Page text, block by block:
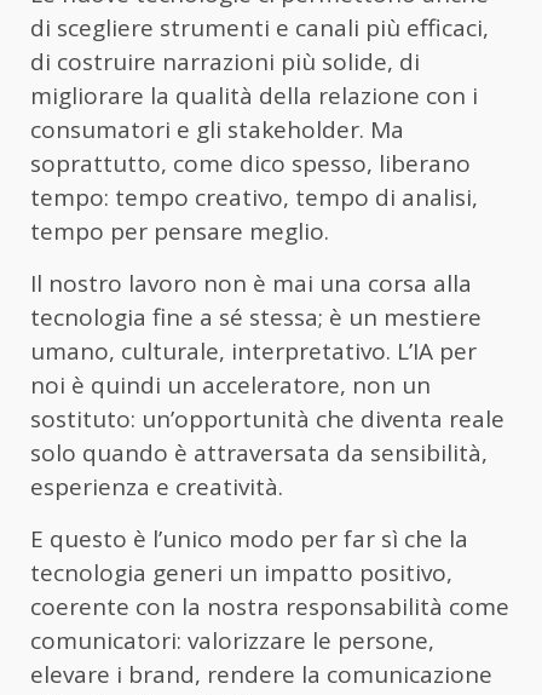
di scegliere strumenti e canali più efficaci,
di costruire narrazioni più solide, di
migliorare la qualità della relazione con i
consumatori e gli stakeholder. Ma
soprattutto, come dico spesso, liberano
tempo: tempo creativo, tempo di analisi,
tempo per pensare meglio.
Il nostro lavoro non è mai una corsa alla
tecnologia fine a sé stessa; è un mestiere
umano, culturale, interpretativo. L’IA per
noi è quindi un acceleratore, non un
sostituto: un’opportunità che diventa reale
solo quando è attraversata da sensibilità,
esperienza e creatività.
E questo è l’unico modo per far sì che la
tecnologia generi un impatto positivo,
coerente con la nostra responsabilità come
comunicatori: valorizzare le persone,
elevare i brand, rendere la comunicazione